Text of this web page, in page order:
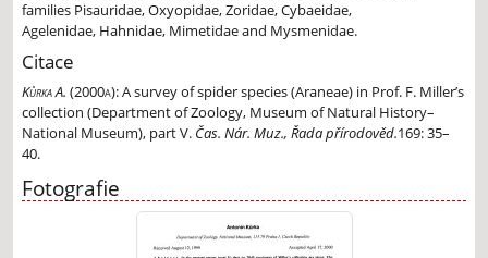
families Pisauridae, Oxyopidae, Zoridae, Cybaeidae,
Agelenidae, Hahnidae, Mimetidae and Mysmenidae.
Citace
Kůrka A. (2000a):A survey of spider species (Araneae) in Prof. F. Miller’s
collection (Department of Zoology, Museum of Natural History–
National Museum), part V. Čas. Nár. Muz., Řada přírodověd.169: 35–
40.
Fotografie